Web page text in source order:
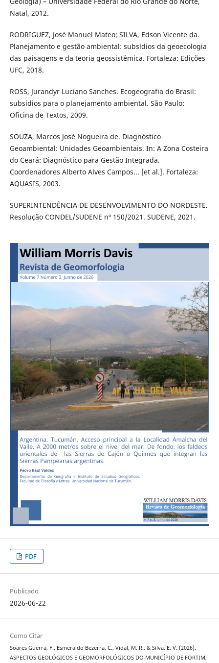
Natal, 2012.
RODRIGUEZ, José Manuel Mateo; SILVA, Edson Vicente da.
Planejamento e gestão ambiental: subsídios da geoecologia
das paisagens e da teoria geossistêmica. Fortaleza: Edições
UFC, 2018.
ROSS, Jurandyr Luciano Sanches. Ecogeografia do Brasil:
subsídios para o planejamento ambiental. São Paulo:
Oficina de Textos, 2009.
SOUZA, Marcos José Nogueira de. Diagnóstico
Geoambiental: Unidades Geoambientais. In: A Zona Costeira
do Ceará: Diagnóstico para Gestão Integrada.
Coordenadores Alberto Alves Campos... [et al.]. Fortaleza:
AQUASIS, 2003.
SUPERINTENDÊNCIA DE DESENVOLVIMENTO DO NORDESTE.
Resolução CONDEL/SUDENE nº 150/2021. SUDENE, 2021.
PDF
Publicado
2026-06-22
Como Citar
Soares Guerra, F., Esmeraldo Bezerra, C., Vidal, M. R., & Silva, E. V. (2026).
ASPECTOS GEOLÓGICOS E GEOMORFOLÓGICOS DO MUNICÍPIO DE FORTIM,